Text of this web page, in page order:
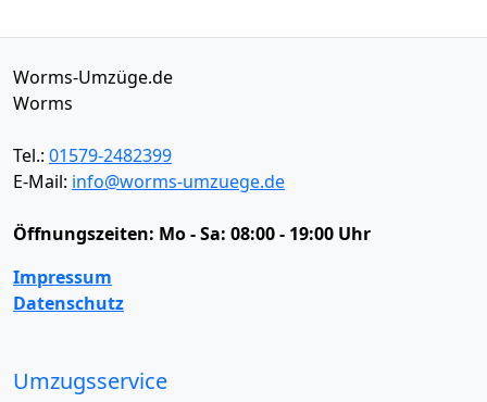
Worms-Umzüge.de
Worms
Tel.: 01579-2482399
E-Mail: info@worms-umzuege.de
Öffnungszeiten: Mo - Sa: 08:00 - 19:00 Uhr
Impressum
Datenschutz
Umzugsservice